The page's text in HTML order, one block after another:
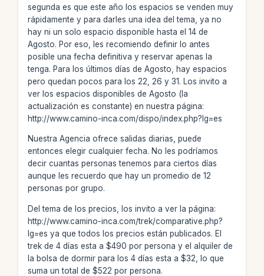
segunda es que este año los espacios se venden muy
rápidamente y para darles una idea del tema, ya no
hay ni un solo espacio disponible hasta el 14 de
Agosto. Por eso, les recomiendo definir lo antes
posible una fecha definitiva y reservar apenas la
tenga. Para los últimos días de Agosto, hay espacios
pero quedan pocos para los 22, 26 y 31. Los invito a
ver los espacios disponibles de Agosto (la
actualización es constante) en nuestra página:
http://www.camino-inca.com/dispo/index.php?lg=es
Nuestra Agencia ofrece salidas diarias, puede
entonces elegir cualquier fecha. No les podríamos
decir cuantas personas tenemos para ciertos días
aunque les recuerdo que hay un promedio de 12
personas por grupo.
Del tema de los precios, los invito a ver la página:
http://www.camino-inca.com/trek/comparative.php?
lg=es ya que todos los precios están publicados. El
trek de 4 días esta a $490 por persona y el alquiler de
la bolsa de dormir para los 4 días esta a $32, lo que
suma un total de $522 por persona.